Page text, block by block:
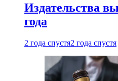
Издательства
года
2 года спустя2 года спустя